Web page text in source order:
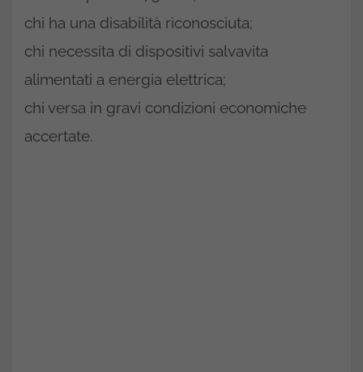
chi ha una disabilità riconosciuta;
chi necessita di dispositivi salvavita
alimentati a energia elettrica;
chi versa in gravi condizioni economiche
accertate.